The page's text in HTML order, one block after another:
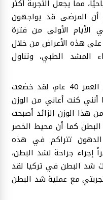
مما يجعل التجربة أكثر
أن المرضى قد يواجهون
الأيام الأولى من فترة
على هذه الأعراض من خلال
المشد الطبي، وتناول
تقول سيدة " أنا سيدة أبلغ من العمر 40 عام، لقد خضعت
أنني كنت أعاني من الوزن
هذا الوزن الزائد أصبحت
كما أن محيط الخصر
تتراكم في هذه
إجراء جراحة لشد البطن،
شد البطن في تركيا لقد
مع عملية شد البطن